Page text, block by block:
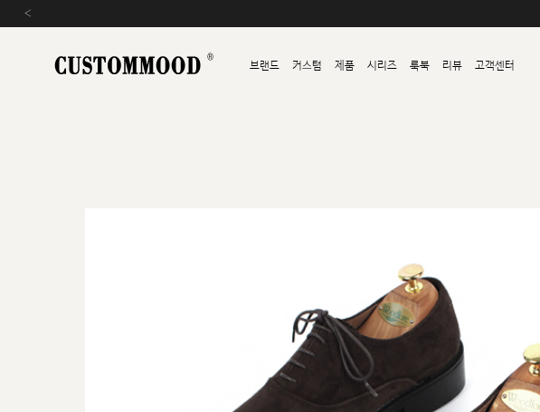
‹
브랜드 커스텀 제품 시리즈 룩북 리뷰 고객센터